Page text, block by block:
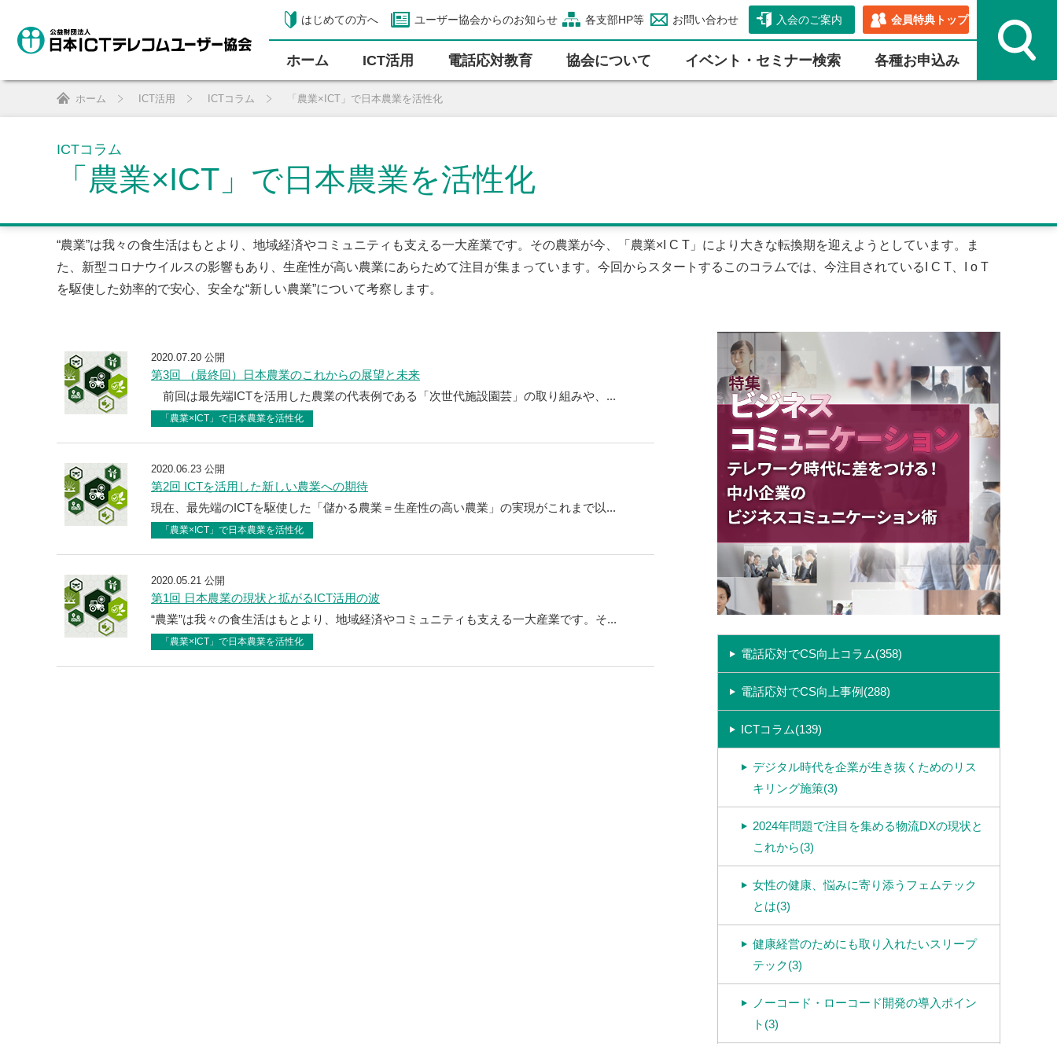
はじめての方へ ユーザー協会からのお知らせ 各支部HP等 お問い合わせ 入会のご案内 会員特典トップ
ホーム ICT活⽤ 電話応対教育 協会について イベント・セミナー検索 各種お申込み
ホーム ICT活用 ICTコラム 「農業×ICT」で日本農業を活性化
ICTコラム
「農業×ICT」で日本農業を活性化
“農業”は我々の食生活はもとより、地域経済やコミュニティも支える一大産業です。その農業が今、「農業×I C T」により大きな転換期を迎えようとしています。ま
た、新型コロナウイルスの影響もあり、生産性が高い農業にあらためて注目が集まっています。今回からスタートするこのコラムでは、今注目されているI C T、I o T
を駆使した効率的で安心、安全な“新しい農業”について考察します。
2020.07.20 公開
第3回 （最終回）日本農業のこれからの展望と未来
前回は最先端ICTを活用した農業の代表例である「次世代施設園芸」の取り組みや、...
「農業×ICT」で日本農業を活性化
2020.06.23 公開
第2回 ICTを活用した新しい農業への期待
現在、最先端のICTを駆使した「儲かる農業＝生産性の高い農業」の実現がこれまで以...
「農業×ICT」で日本農業を活性化
2020.05.21 公開
第1回 日本農業の現状と拡がるICT活用の波
“農業”は我々の食生活はもとより、地域経済やコミュニティも支える一大産業です。そ...
「農業×ICT」で日本農業を活性化
電話応対でCS向上コラム(358)
電話応対でCS向上事例(288)
ICTコラム(139)
デジタル時代を企業が生き抜くためのリス
キリング施策(3)
2024年問題で注目を集める物流DXの現状と
これから(3)
女性の健康、悩みに寄り添うフェムテック
とは(3)
健康経営のためにも取り入れたいスリープ
テック(3)
ノーコード・ローコード開発の導入ポイン
ト(3)